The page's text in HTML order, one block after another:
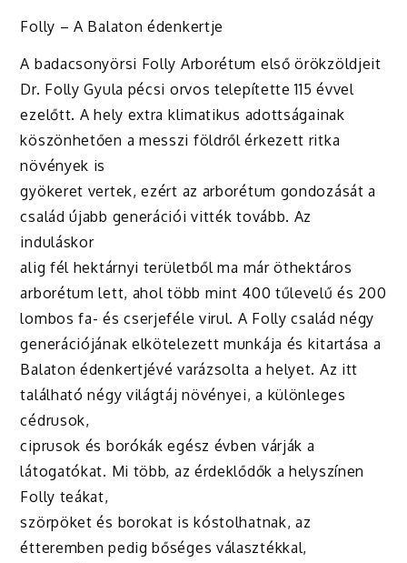
Folly – A Balaton édenkertje
A badacsonyörsi Folly Arborétum első örökzöldjeit
Dr. Folly Gyula pécsi orvos telepítette 115 évvel
ezelőtt. A hely extra klimatikus adottságainak
köszönhetően a messzi földről érkezett ritka
növények is
gyökeret vertek, ezért az arborétum gondozását a
család újabb generációi vitték tovább. Az
induláskor
alig fél hektárnyi területből ma már öthektáros
arborétum lett, ahol több mint 400 tűlevelű és 200
lombos fa- és cserjeféle virul. A Folly család négy
generációjának elkötelezett munkája és kitartása a
Balaton édenkertjévé varázsolta a helyet. Az itt
található négy világtáj növényei, a különleges
cédrusok,
ciprusok és borókák egész évben várják a
látogatókat. Mi több, az érdeklődők a helyszínen
Folly teákat,
szörpöket és borokat is kóstolhatnak, az
étteremben pedig bőséges választékkal,